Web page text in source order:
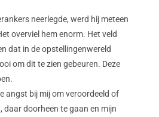
neerlegde, werd hij meteen
overviel hem enorm. Het veld
dat in de opstellingenwereld
om dit te zien gebeuren. Deze
angst bij mij om veroordeeld of
daar doorheen te gaan en mijn